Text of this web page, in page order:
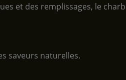
et des remplissages, le
saveurs naturelles.